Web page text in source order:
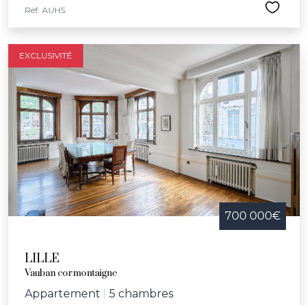
Réf. AUHS
EXCLUSIVITÉ
700 000€
LILLE
Vauban cormontaigne
Appartement 5 chambres